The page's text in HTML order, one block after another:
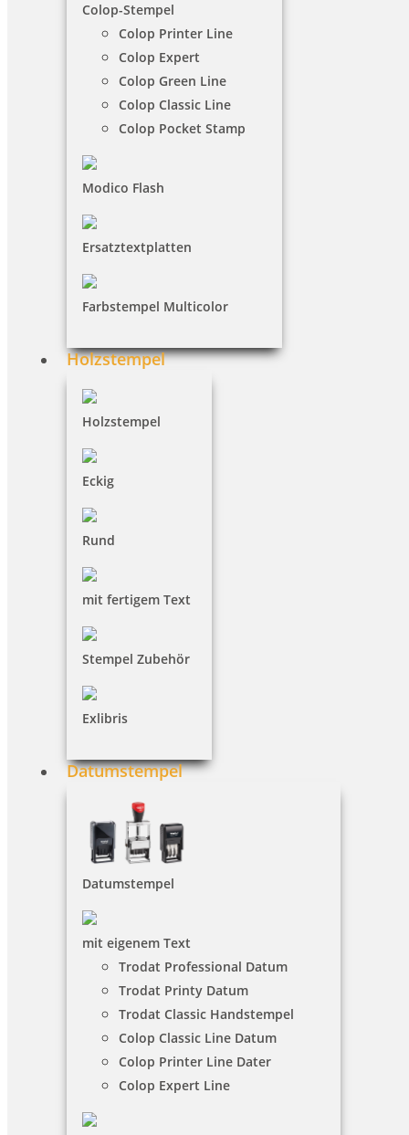
Colop-Stempel
Colop Printer Line
Colop Expert
Colop Green Line
Colop Classic Line
Colop Pocket Stamp
Modico Flash
Ersatztextplatten
Farbstempel Multicolor
Holzstempel
Holzstempel
Eckig
Rund
mit fertigem Text
Stempel Zubehör
Exlibris
Datumstempel
Datumstempel
mit eigenem Text
Trodat Professional Datum
Trodat Printy Datum
Trodat Classic Handstempel
Colop Classic Line Datum
Colop Printer Line Dater
Colop Expert Line
Anmeldeinformationen
Passwortstärke: